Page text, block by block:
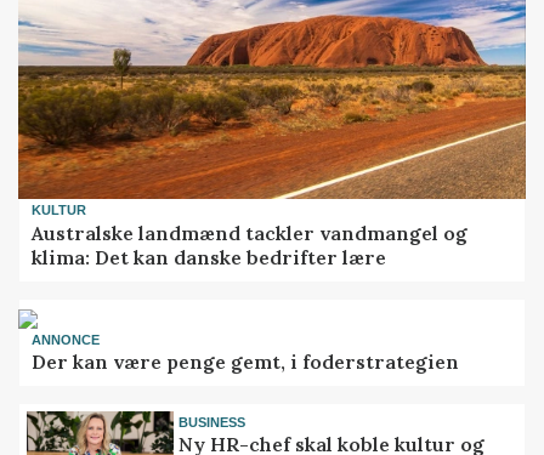
KULTUR
Australske landmænd tackler vandmangel og
klima: Det kan danske bedrifter lære
ANNONCE
Der kan være penge gemt, i foderstrategien
BUSINESS
Ny HR-chef skal koble kultur og